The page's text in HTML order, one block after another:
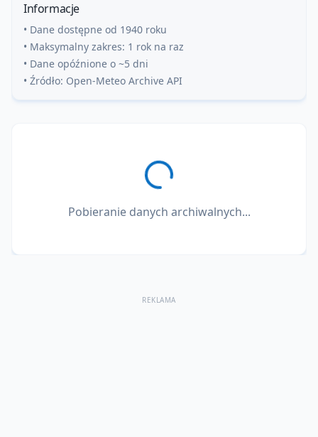
Informacje
• Dane dostępne od 1940 roku
• Maksymalny zakres: 1 rok na raz
• Dane opóźnione o ~5 dni
• Źródło: Open-Meteo Archive API
Pobieranie danych archiwalnych...
REKLAMA